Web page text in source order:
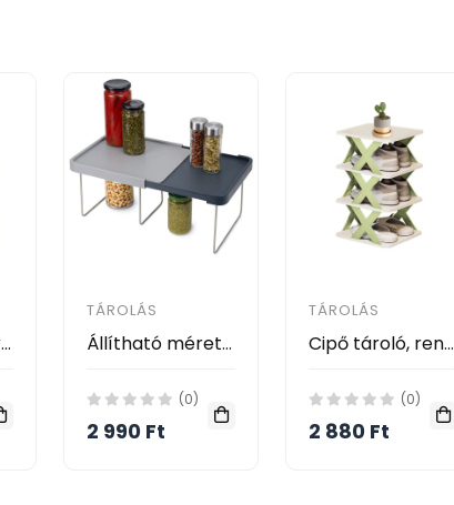
Fürdőszobai tároló állvány mosógép fölé, 3 polcos - Washing Machine Rack
TÁROLÁS
Állítható méretű kiegészítő polc - Expendables Shelf
(0)
2 990 Ft
TÁROLÁS
Cipő tároló, rendszerező 4 soros - Creative Multi Purpose Shoe Rack -
(0)
2 880 Ft